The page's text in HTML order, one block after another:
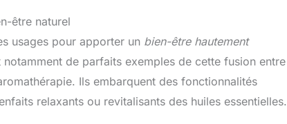
être naturel
usages pour apporter un bien-être hautement
de parfaits exemples de cette fusion entre
Ils embarquent des fonctionnalités
relaxants ou revitalisants des huiles essentielles.